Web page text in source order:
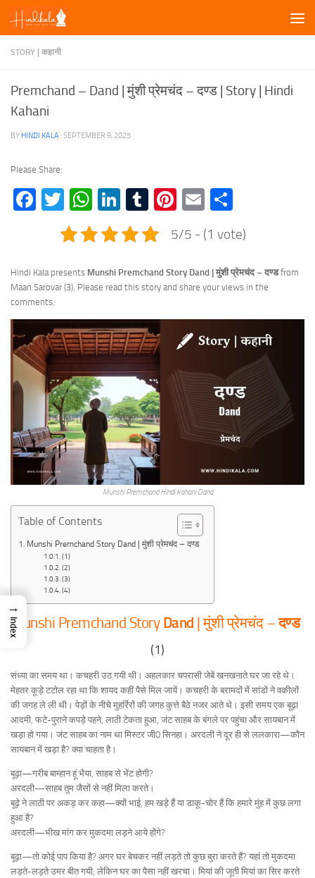
Skip to content
STORY | कहानी
Premchand – Dand | मुंशी प्रेमचंद – दण्ड | Story | Hindi
Kahani
BY HINDI KALA ·SEPTEMBER 9, 2025
Please Share:
Facebook
TwitterWhatsApp
LinkedIn
TumblrPinterest
Email
5/5 - (1 vote)
Hindi Kala presents Munshi Premchand Story Dand | मुंशी प्रेमचंद – दण्डfrom
Maan Sarovar (3). Please read this story and share your views in the
comments.
Munshi Premchand Hindi Kahani Dand
Table of Contents
Munshi Premchand Story Dand | मुंशी प्रेमचंद – दण्ड
(1)
(2)
(3)
(4)
Munshi Premchand Story Dand | मुंशी प्रेमचंद –दण्ड
(1)
संध्या का समय था। कचहरी उठ गयी थी। अहलकार चपरासी जेबें खनखनाते घर जा रहे थे।
मेहतर कूड़े टटोल रहा था कि शायद कहीं पैसे मिल जायें। कचहरी के बरामदों में सांडों ने वकीलों
की जगह ले ली थी। पेड़ों के नीचे मुहर्रिरों की जगह कुत्ते बैठे नजर आते थे। इसी समय एक बूढ़ा
आदमी, फटे-पुराने कपड़े पहने, लाठी टेकता हुआ, जंट साहब के बंगले पर पहुंचा और सायबान में
खड़ा हो गया। जंट साहब का नाम था मिस्टर जी0 सिनहा। अरदली ने दूर ही से ललकारा—कौन
सायबान में खड़ा है? क्या चाहता है।
बूढ़ा—गरीब बाम्हान हूं भैया, साहब से भेंट होगी?
अरदली—साहब तुम जैसों से नहीं मिला करते।
बूढ़े ने लाठी पर अकड़ कर कहा—क्यों भाई, हम खड़े हैं या डाकू-चोर हैं कि हमारे मुंह में कुछ लगा
हुआ है?
अरदली—भीख मांग कर मुकदमा लड़ने आये होंगे?
बूढ़ा—तो कोई पाप किया है? अगर घर बेचकर नहीं लड़ते तो कुछ बुरा करते हैं? यहां तो मुकदमा
लड़ते-लड़ते उमर बीत गयी; लेकिन घर का पैसा नहीं खरचा। मियां की जूती मियां का सिर करते
→
Index